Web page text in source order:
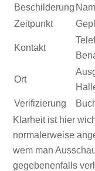
Beschilderung
Zeitpunkt
Kontakt
Ort
Verifizierung
Klarheit ist hier
normalerweise
wem man
gegebenenfalls